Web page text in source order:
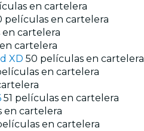
en cartelera
películas en cartelera
cartelera
cartelera
XD 50 películas en cartelera
en cartelera
51 películas en cartelera
en cartelera
en cartelera